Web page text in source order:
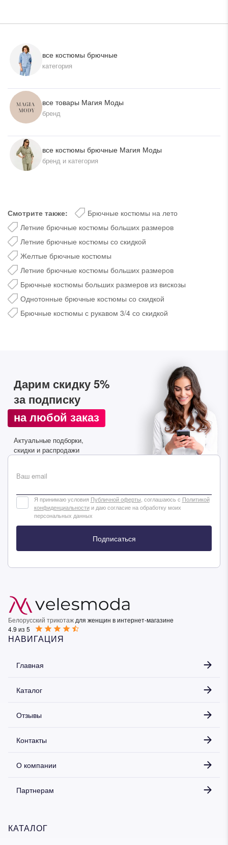
свои извинения. С возвратом этого изделия мы
все костюмы брючные
категория
все товары Магия Моды
бренд
все костюмы брючные Магия Моды
бренд и категория
Смотрите также:
Брючные костюмы на лето
Летние брючные костюмы больших размеров
Летние брючные костюмы со скидкой
Желтые брючные костюмы
Летние брючные костюмы больших размеров
Брючные костюмы больших размеров из вискозы
Однотонные брючные костюмы со скидкой
Брючные костюмы с рукавом 3/4 со скидкой
Дарим скидку 5%
за подписку
на любой заказ
Актуальные подборки,
скидки и распродажи
Ваш email
Я принимаю условия Публичной оферты , соглашаюсь с Политикой
конфиденциальностии даю согласие на обработку моих
персональных данных
Подписаться
Белорусский трикотаж для женщин в интернет-магазине
4.9 из 5
НАВИГАЦИЯ
Главная
Каталог
Отзывы
Контакты
О компании
Партнерам
КАТАЛОГ
Дарим скидку 5%за подписку на наш
телеграм-канал
Стильные подборки, эксклюзивные акции и горячие
распродажи в удобном формате
Подписаться